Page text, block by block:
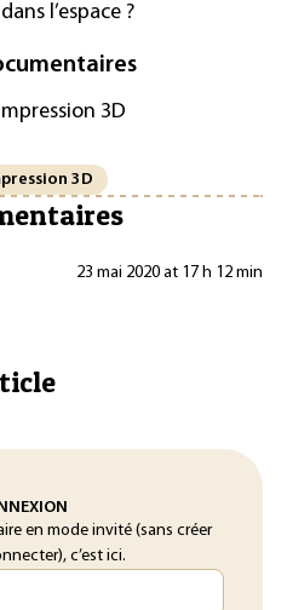
l’espace ?
3D
3D
23 mai 2020 at 17 h 12 min
en mode invité (sans créer
c’est ici.